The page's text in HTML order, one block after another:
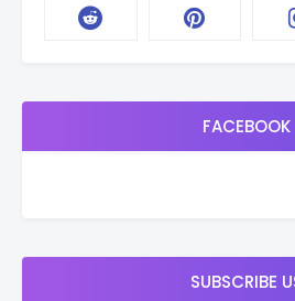
FACEBOOK
SUBSCRIBE